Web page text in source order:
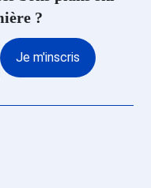
Maurice
Plagne
?
Je m'inscris